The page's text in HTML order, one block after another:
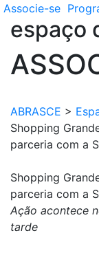
Associe-se
espaço
ABRASCE >
Shopping
parceria com a
Shopping
parceria com a
Ação acontece
tarde